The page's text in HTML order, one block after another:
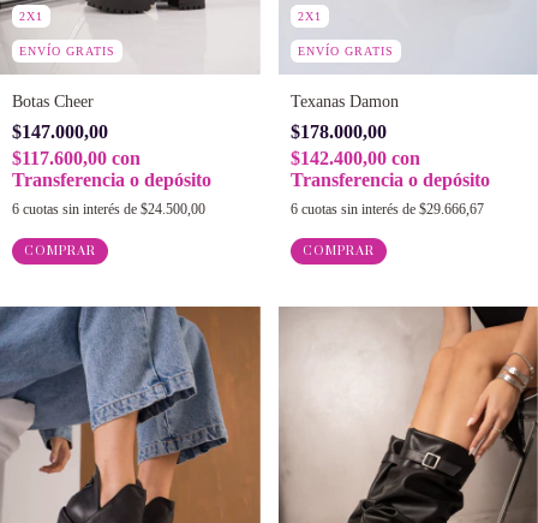
2X1
ENVÍO GRATIS
Botas Cheer
$147.000,00
$117.600,00 con
Transferencia o depósito
6 cuotas sin interés de $24.500,00
COMPRAR
2X1
ENVÍO GRATIS
Texanas Damon
$178.000,00
$142.400,00 con
Transferencia o depósito
6 cuotas sin interés de $29.666,67
COMPRAR